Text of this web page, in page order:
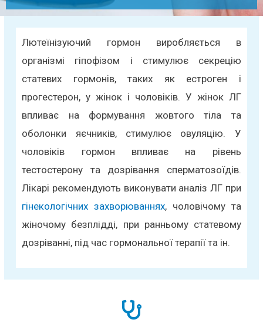
Лютеїнізуючий гормон виробляється в
організмі гіпофізом і стимулює секрецію
статевих гормонів, таких як естроген і
прогестерон, у жінок і чоловіків. У жінок ЛГ
впливає на формування жовтого тіла та
оболонки яєчників, стимулює овуляцію. У
чоловіків гормон впливає на рівень
тестостерону та дозрівання сперматозоїдів.
Лікарі рекомендують виконувати аналіз ЛГ при
гінекологічних захворюваннях, чоловічому та
жіночому безплідді, при ранньому статевому
дозріванні, під час гормональної терапії та ін.